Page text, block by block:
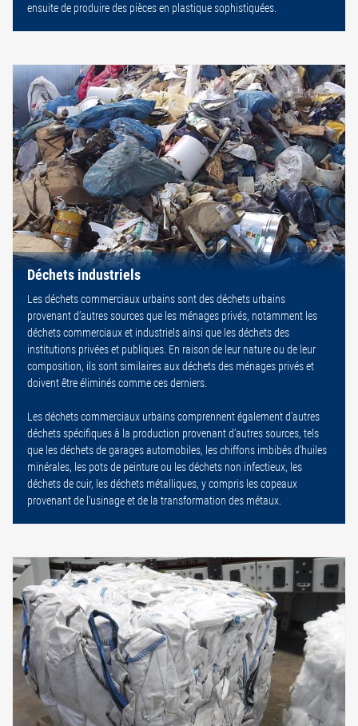
ensuite de produire des pièces en plastique sophistiquées.
Déchets industriels
Les déchets commerciaux urbains sont des déchets urbains
provenant d’autres sources que les ménages privés, notamment les
déchets commerciaux et industriels ainsi que les déchets des
institutions privées et publiques. En raison de leur nature ou de leur
composition, ils sont similaires aux déchets des ménages privés et
doivent être éliminés comme ces derniers.
Les déchets commerciaux urbains comprennent également d’autres
déchets spécifiques à la production provenant d’autres sources, tels
que les déchets de garages automobiles, les chiffons imbibés d’huiles
minérales, les pots de peinture ou les déchets non infectieux, les
déchets de cuir, les déchets métalliques, y compris les copeaux
provenant de l’usinage et de la transformation des métaux.